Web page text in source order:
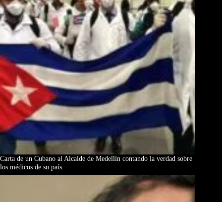
Carta de un Cubano al Alcalde de Medellín contando la verdad sobre
los médicos de su país